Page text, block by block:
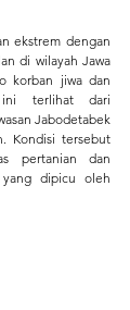
di wilayah Jawa
korban jiwa dan
ini terlihat dari
Jabodetabek
Kondisi tersebut
pertanian dan
yang dipicu oleh